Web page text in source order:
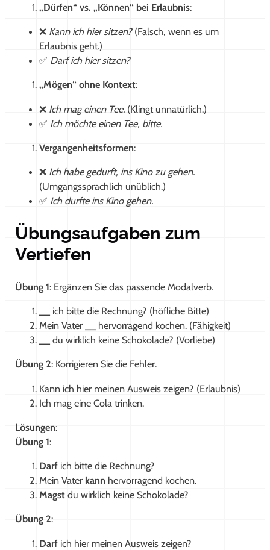
„Dürfen“ vs. „Können“ bei Erlaubnis:
❌ Kann ich hier sitzen?(Falsch, wenn es um
Erlaubnis geht.)
✅ Darf ich hier sitzen?
„Mögen“ ohne Kontext:
❌ Ich mag einen Tee. (Klingt unnatürlich.)
✅ Ich möchte einen Tee, bitte.
Vergangenheitsformen:
❌ Ich habe gedurft, ins Kino zu gehen.
(Umgangssprachlich unüblich.)
✅ Ich durfte ins Kino gehen.
Übungsaufgaben zum
Vertiefen
Übung 1: Ergänzen Sie das passende Modalverb.
ich bitte die Rechnung? (höfliche Bitte)
Mein Vater
hervorragend kochen. (Fähigkeit)
du wirklich keine Schokolade? (Vorliebe)
Übung 2: Korrigieren Sie die Fehler.
Kann ich hier meinen Ausweis zeigen? (Erlaubnis)
Ich mag eine Cola trinken.
Lösungen:
Übung 1:
Darf ich bitte die Rechnung?
Mein Vater kann hervorragend kochen.
Magst du wirklich keine Schokolade?
Übung 2:
Darf ich hier meinen Ausweis zeigen?